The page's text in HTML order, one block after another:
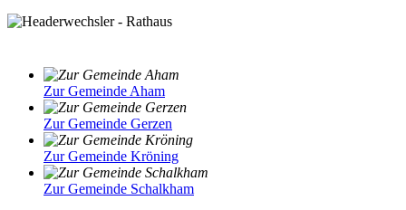
Zur Gemeinde Aham
Zur Gemeinde Gerzen
Zur Gemeinde Kröning
Zur Gemeinde Schalkham